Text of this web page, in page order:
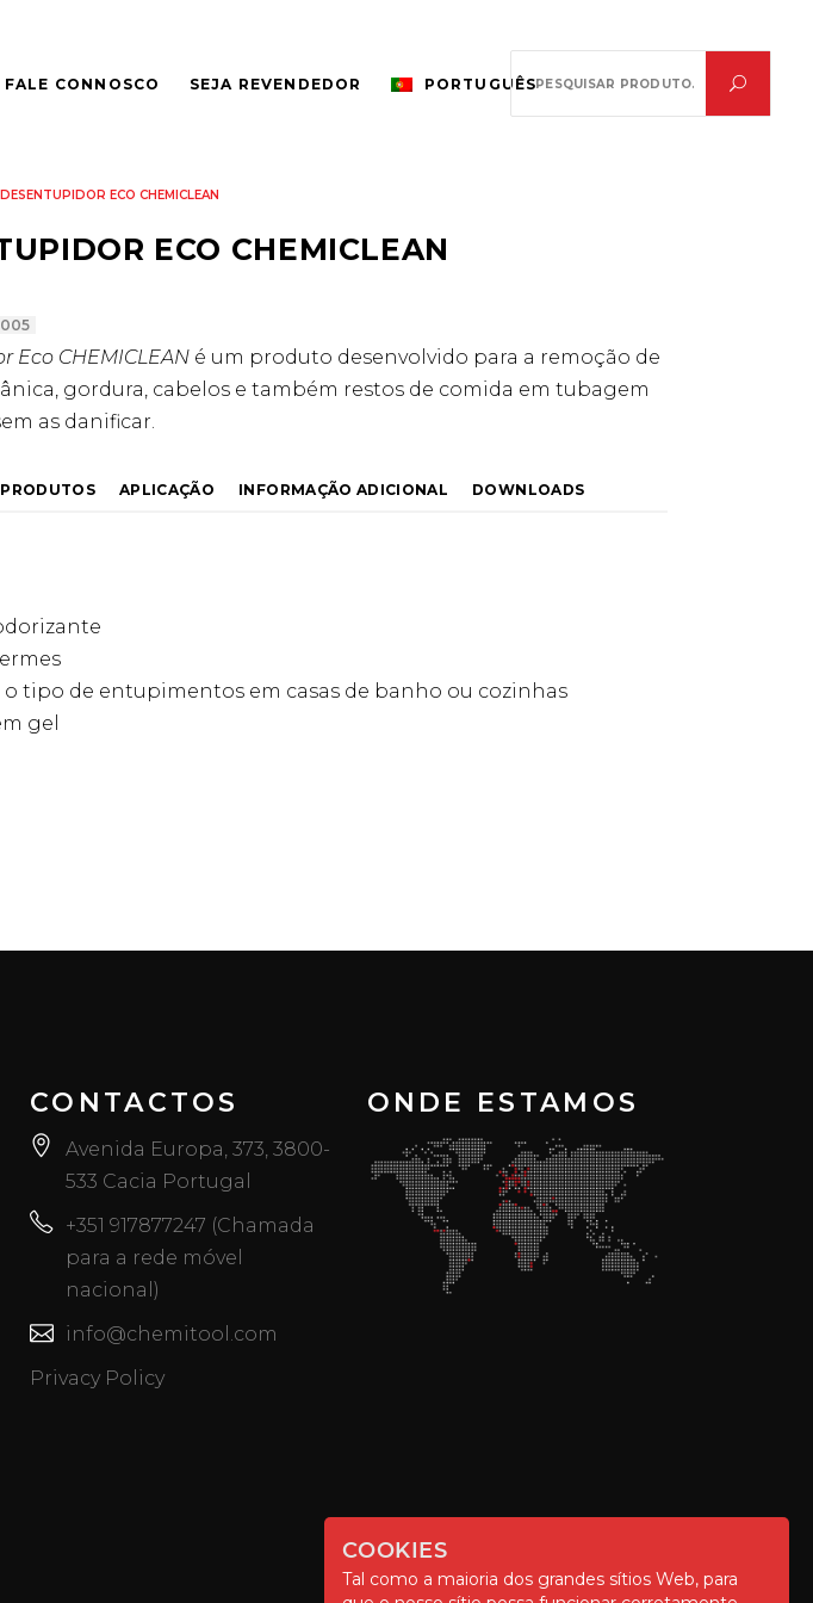
FALE CONNOSCO SEJA REVENDEDOR PORTUGUÊS
for:
DESENTUPIDOR ECO CHEMICLEAN
ECO CHEMICLEAN
Eco CHEMICLEAN é um produto desenvolvido para a remoção de
gordura, cabelos e também restos de comida em tubagem
as danificar.
INFORMAÇÃO ADICIONAL
APLICAÇÃO
PRODUTOS DOWNLOADS
o tipo de entupimentos em casas de banho ou cozinhas
gel
CONTACTOS
Avenida Europa, 373, 3800-
533 Cacia Portugal
+351 917877247 (Chamada
para a rede móvel
nacional)
info@chemitool.com
Privacy Policy
ONDE ESTAMOS
COOKIES
Tal como a maioria dos grandes sítios Web, para